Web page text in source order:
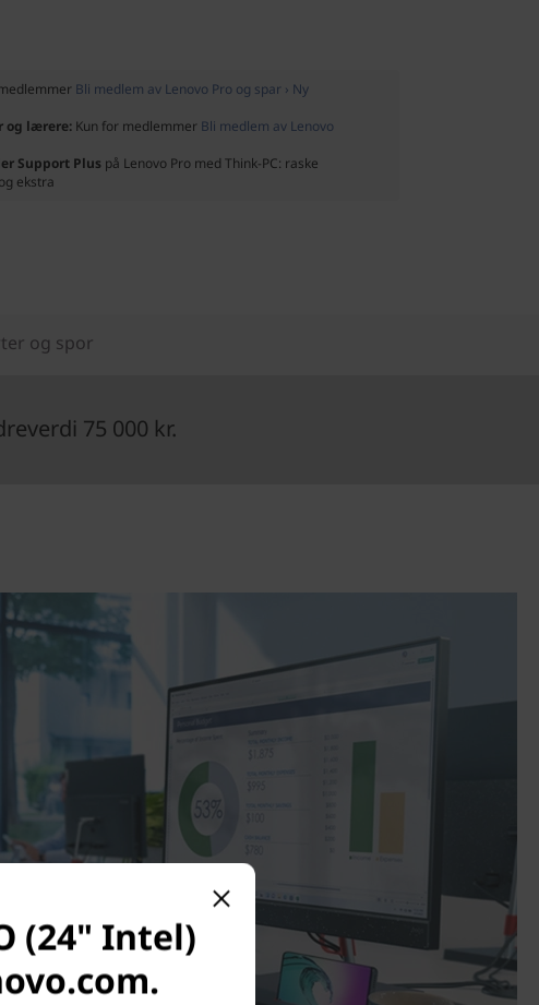
Bli medlem av Lenovo Pro og spar › Ny
og lærere: Kun for medlemmer Bli medlem av Lenovo
Support Plus på Lenovo Pro med Think-PC: raske
ekstra
og spor
75 000 kr.
(24" Intel)